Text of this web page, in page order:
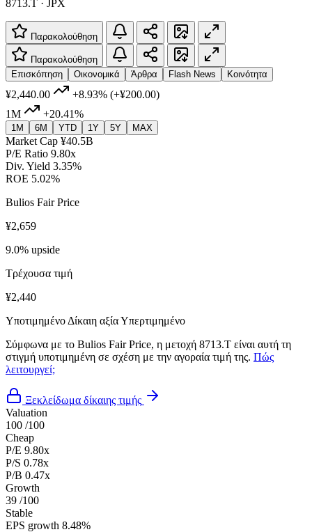
8713.T · JPX
Παρακολούθηση
Παρακολούθηση
Επισκόπηση
Οικονομικά Άρθρα Flash News Κοινότητα
¥2,440.00 +8.93% (+¥200.00)
1M
+20.41%
1M 6M YTD 1Y 5Y MAX
Market Cap ¥40.5B
P/E Ratio 9.80x
Div. Yield 3.35%
ROE 5.02%
Bulios Fair Price
¥2,659
9.0% upside
Τρέχουσα τιμή
¥2,440
Υποτιμημένο Δίκαιη αξίαΥπερτιμημένο
Σύμφωνα με το Bulios Fair Price, η μετοχή 8713.T είναι αυτή τη
στιγμή υποτιμημένη σε σχέση με την αγοραία τιμή της. Πώς
λειτουργεί;
Ξεκλείδωμα δίκαιης τιμής
Valuation
100 /100
Cheap
P/E 9.80x
P/S 0.78x
P/B 0.47x
Growth
39 /100
Stable
EPS growth 8.48%